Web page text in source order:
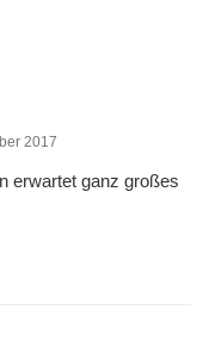
2017
erwartet ganz großes